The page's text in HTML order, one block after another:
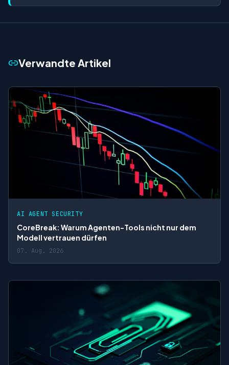
Verwandte Artikel
AI AGENT SECURITY
CoreBreak: Warum Agenten-Tools nicht nur dem
Modell vertrauen dürfen
07. Aug. 2026